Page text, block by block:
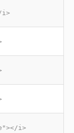
i>
i>